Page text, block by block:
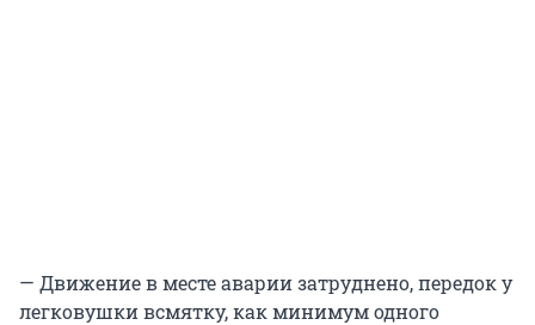
— Движение в месте аварии затруднено, передок у
легковушки всмятку, как минимум одного